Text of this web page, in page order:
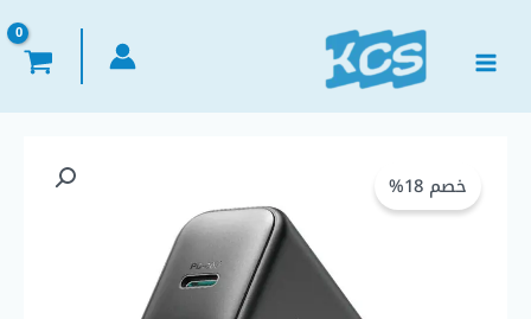
المحتوى
خصم 18%
الأصلي
هو:
هو: